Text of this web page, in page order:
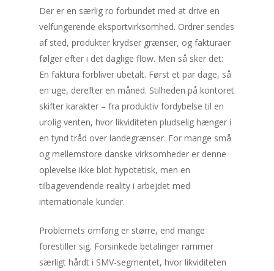
Der er en særlig ro forbundet med at drive en
velfungerende eksportvirksomhed. Ordrer sendes
af sted, produkter krydser grænser, og fakturaer
følger efter i det daglige flow. Men så sker det:
En faktura forbliver ubetalt. Først et par dage, så
en uge, derefter en måned. Stilheden på kontoret
skifter karakter – fra produktiv fordybelse til en
urolig venten, hvor likviditeten pludselig hænger i
en tynd tråd over landegrænser. For mange små
og mellemstore danske virksomheder er denne
oplevelse ikke blot hypotetisk, men en
tilbagevendende reality i arbejdet med
internationale kunder.
Problemets omfang er større, end mange
forestiller sig. Forsinkede betalinger rammer
særligt hårdt i SMV-segmentet, hvor likviditeten